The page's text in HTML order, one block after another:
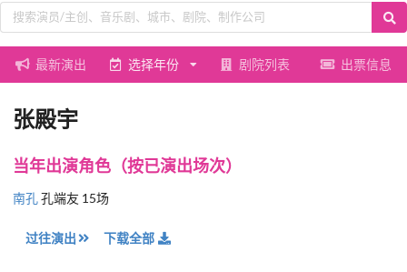
最新演出 选择年份 剧院列表 出票信息
张殿宇
当年出演角色（按已演出场次）
南孔孔端友 15场
过往演出 下载全部